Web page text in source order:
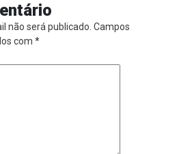
não será publicado. Campos
com *